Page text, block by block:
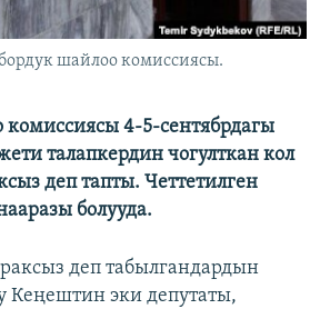
шайлоо комиссиясы.
комиссиясы 4-5-сентябрдагы
талапкердин чогулткан кол
деп тапты. Четтетилген
болууда.
деп табылгандардын
Кеңештин эки депутаты,